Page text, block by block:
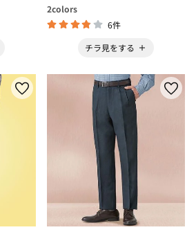
2colors
6件
チラ見をする